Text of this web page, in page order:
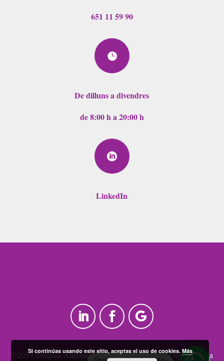
651 11 59 90

De dilluns a divendres
de 8:00 h a 20:00 h

LinkedIn
©2019 Terapias Alternativas Maite –Diseño webDigital Media
Si continúas usando este sitio, aceptas el uso de cookies. Más